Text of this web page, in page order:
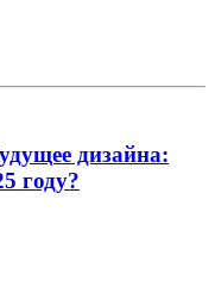
дизайна:
году?